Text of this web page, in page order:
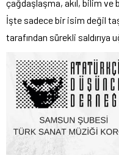
çağdaşlaşma, akıl, bilim ve
İşte sadece bir isim değil
tarafından sürekli saldırıya